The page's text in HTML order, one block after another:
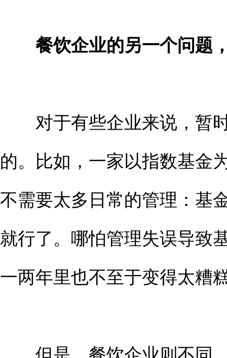
餐饮企业的另一个问题
对于有些企业来说，暂
的。比如，一家以指数基金
不需要太多日常的管理：基
就行了。哪怕管理失误导致
一两年里也不至于变得太糟